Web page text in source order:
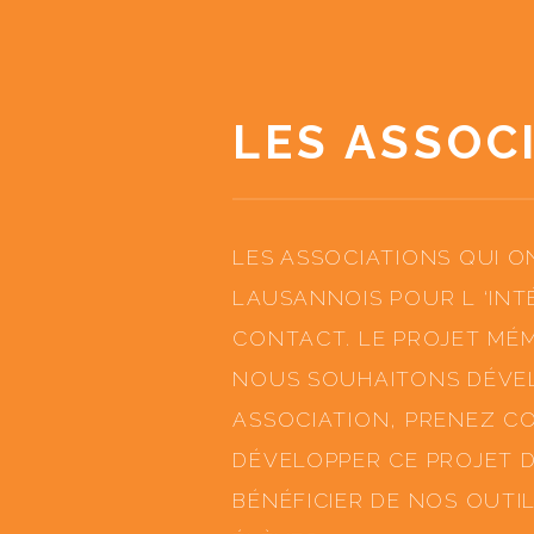
LES
LES ASSOCIATIONS QUI
LAUSANNOIS POUR L
CONTACT. LE PROJET
NOUS SOUHAITONS
ASSOCIATION, PRENEZ
DÉVELOPPER CE PROJET
BÉNÉFICIER DE NOS